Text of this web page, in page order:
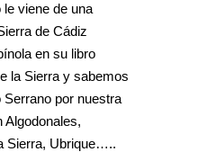
viene de una
de Cádiz
en su libro
la Sierra y sabemos
por nuestra
Algodonales,
Sierra, Ubrique…..